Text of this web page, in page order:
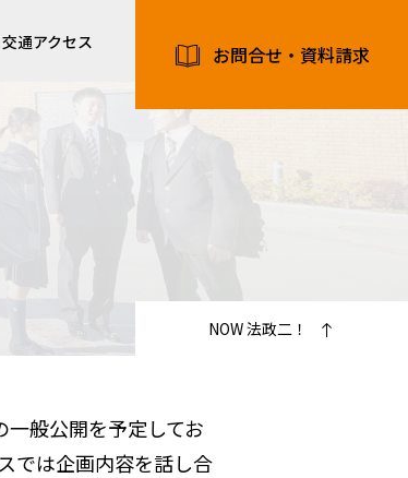
交通アクセス
お問合せ・資料請求
NOW 法政二！
般公開を予定してお
では企画内容を話し合